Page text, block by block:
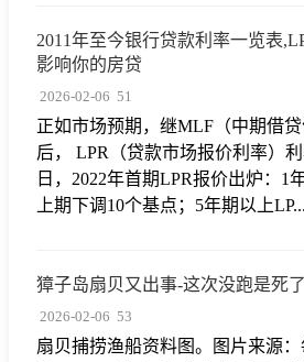
2011年至今银行贷款利率一览表
影响你的房贷
2026-02-06 51
正如市场预期，继MLF（中期借
后， LPR（贷款市场报价利率）
日，2022年首期LPR报价出炉：1
上期下调10个基点；5年期以上
獐子岛扇贝又出事-这次没跑是死
2026-02-06 53
扇贝捕捞渔船资料图。图片来源